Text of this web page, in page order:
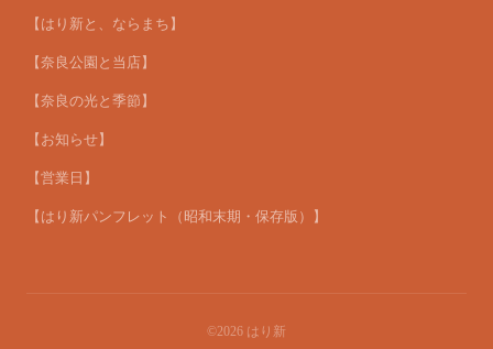
【はり新と、ならまち】
【奈良公園と当店】
【奈良の光と季節】
【お知らせ】
【営業日】
【はり新パンフレット（昭和末期・保存版）】
©2026 はり新